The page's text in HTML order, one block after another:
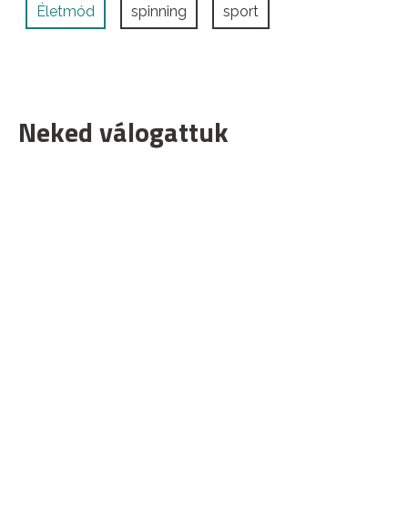
Életmód spinning sport
Neked válogattuk